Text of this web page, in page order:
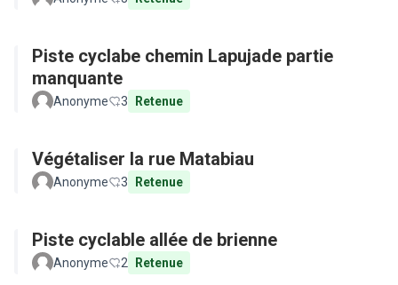
Piste cyclabe chemin Lapujade partie
manquante
Anonyme 3 Retenue
Végétaliser la rue Matabiau
Anonyme 3 Retenue
Piste cyclable allée de brienne
Anonyme 2 Retenue